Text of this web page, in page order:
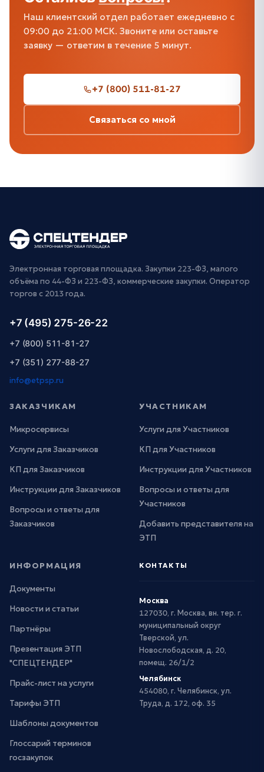
Наш клиентский отдел работает ежедневно с
09:00 до 21:00 МСК. Звоните или оставьте
заявку — ответим в течение 5 минут.
+7 (800) 511-81-27
Связаться со мной
Электронная торговая площадка. Закупки 223-ФЗ, малого
объёма по 44-ФЗ и 223-ФЗ, коммерческие закупки. Оператор
торгов с 2013 года.
+7 (495) 275-26-22
+7 (800) 511-81-27
+7 (351) 277-88-27
info@etpsp.ru
ЗАКАЗЧИКАМ
Микросервисы
Услуги для Заказчиков
КП для Заказчиков
Инструкции для Заказчиков
Вопросы и ответы для
Заказчиков
УЧАСТНИКАМ
Услуги для Участников
КП для Участников
Инструкции для Участников
Вопросы и ответы для
Участников
Добавить представителя на
ЭТП
ИНФОРМАЦИЯ
Документы
Новости и статьи
Партнёры
Презентация ЭТП
"СПЕЦТЕНДЕР"
Прайс-лист на услуги
Тарифы ЭТП
Шаблоны документов
Глоссарий терминов
госзакупок
КОНТАКТЫ
Москва
127030, г. Москва, вн. тер. г.
муниципальный округ
Тверской, ул.
Новослободская, д. 20,
помещ. 26/1/2
Челябинск
454080, г. Челябинск, ул.
Труда, д. 172, оф. 35